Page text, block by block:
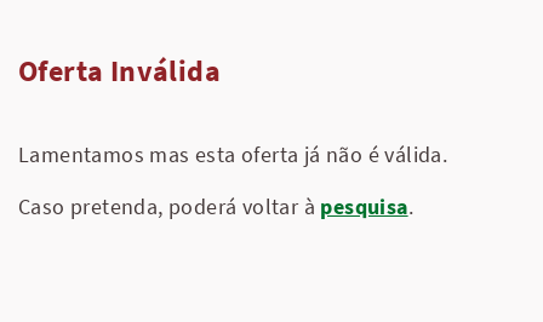
Oferta Inválida
Lamentamos mas esta oferta já não é válida.
Caso pretenda, poderá voltar à pesquisa.